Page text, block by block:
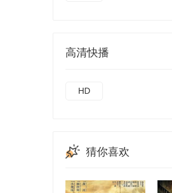
高清快播
HD
猜你喜欢